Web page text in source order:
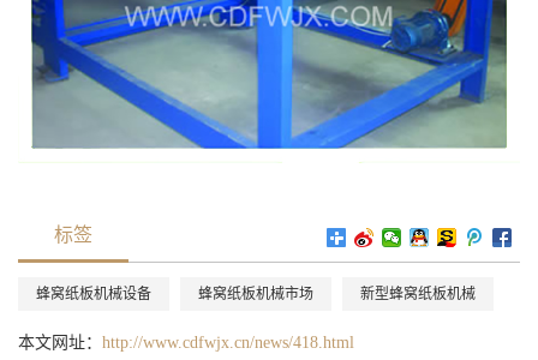
标签
蜂窝纸板机械设备 蜂窝纸板机械市场 新型蜂窝纸板机械
本文网址： http://www.cdfwjx.cn/news/418.html